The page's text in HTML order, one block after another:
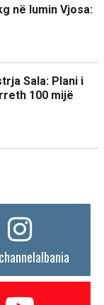
në lumin Vjosa:
Sala: Plani i
100 mijë